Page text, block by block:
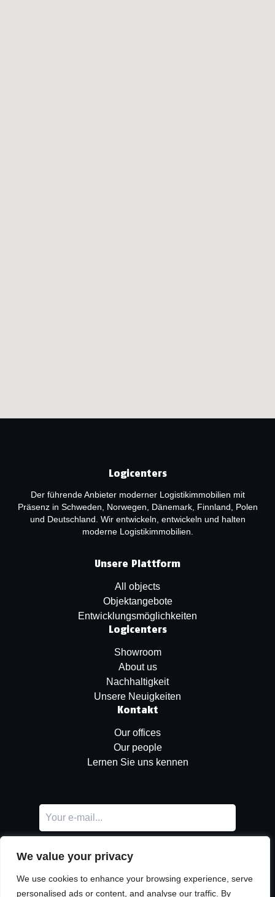
We value your privacy
We use cookies to enhance your browsing experience, serve
personalised ads or content, and analyse our traffic. By
Logicenters
Der führende Anbieter moderner Logistikimmobilien mit
Präsenz in Schweden, Norwegen, Dänemark, Finnland, Polen
und Deutschland. Wir entwickeln, entwickeln und halten
moderne Logistikimmobilien.
Unsere Plattform
All objects
Objektangebote
Entwicklungsmöglichkeiten
Logicenters
Showroom
About us
Nachhaltigkeit
Unsere Neuigkeiten
Kontakt
Our offices
Our people
Lernen Sie uns kennen